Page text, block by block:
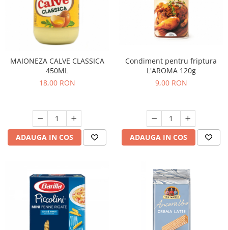
MAIONEZA CALVE CLASSICA
450ML
18,00 RON
ADAUGA IN COS
Condiment pentru friptura
L'AROMA 120g
9,00 RON
ADAUGA IN COS